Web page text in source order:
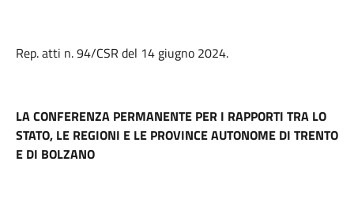
Rep. atti n. 94/CSR del 14 giugno 2024.
LA CONFERENZA PERMANENTE PER I RAPPORTI TRA LO
STATO, LE REGIONI E LE PROVINCE AUTONOME DI TRENTO
E DI BOLZANO